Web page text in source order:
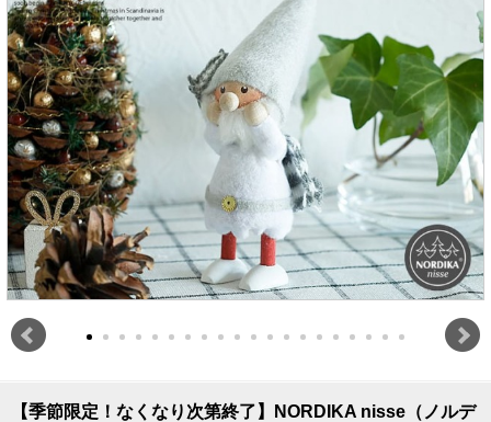
【季節限定！なくなり次第終了】NORDIKA nisse（ノルデ